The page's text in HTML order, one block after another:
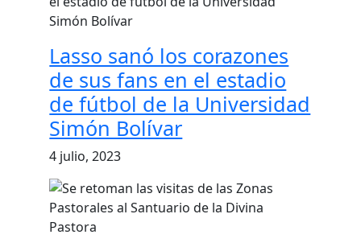
Lasso sanó los corazones
de sus fans en el estadio
de fútbol de la Universidad
Simón Bolívar
4 julio, 2023